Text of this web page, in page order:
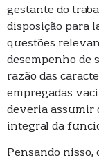
gestante do
disposição para
questões
desempenho de
razão das
empregadas
deveria assumir
integral da
Pensando nisso,